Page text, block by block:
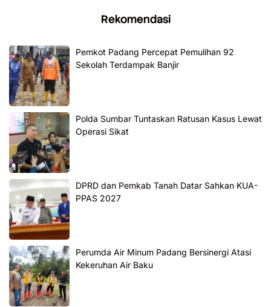
Rekomendasi
Pemkot Padang Percepat Pemulihan 92
Sekolah Terdampak Banjir
Polda Sumbar Tuntaskan Ratusan Kasus Lewat
Operasi Sikat
DPRD dan Pemkab Tanah Datar Sahkan KUA-
PPAS 2027
Perumda Air Minum Padang Bersinergi Atasi
Kekeruhan Air Baku